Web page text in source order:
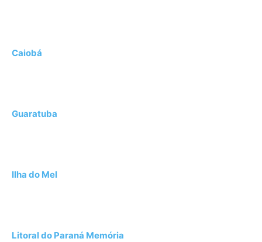
Caiobá
Guaratuba
Ilha do Mel
Litoral do Paraná Memória